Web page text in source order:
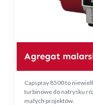
Agregat
Capspray 8500 to
turbinowe do natrysku
małych projektów.